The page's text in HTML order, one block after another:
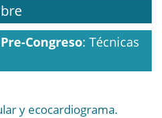
Congreso: Técnicas
y ecocardiograma.